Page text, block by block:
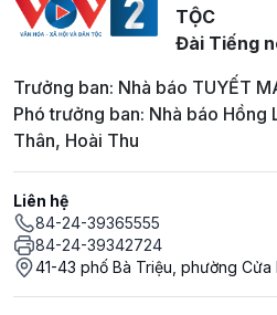
TỘC
Đài Tiếng
Trưởng ban: Nhà báo TUYẾT
Phó trưởng ban: Nhà báo Hồng
Thân, Hoài Thu
Liên hệ
84-24-39365555
84-24-39342724
41-43 phố Bà Triệu, phường Cửa